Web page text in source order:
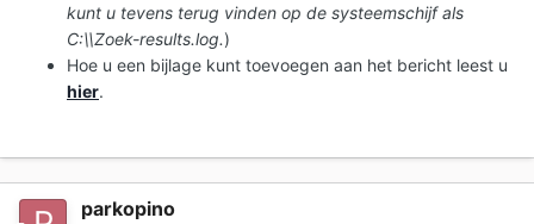
kunt u tevens terug vinden op de systeemschijf als
C:\\Zoek-results.log.)
Hoe u een bijlage kunt toevoegen aan het bericht leest u
hier.
parkopino